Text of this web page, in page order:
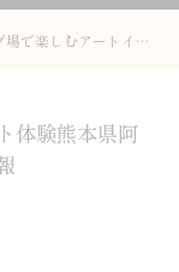
イベント体験熊本県阿蘇市菊池郡菊陽町の夏おすすめ情報
体験熊本県阿